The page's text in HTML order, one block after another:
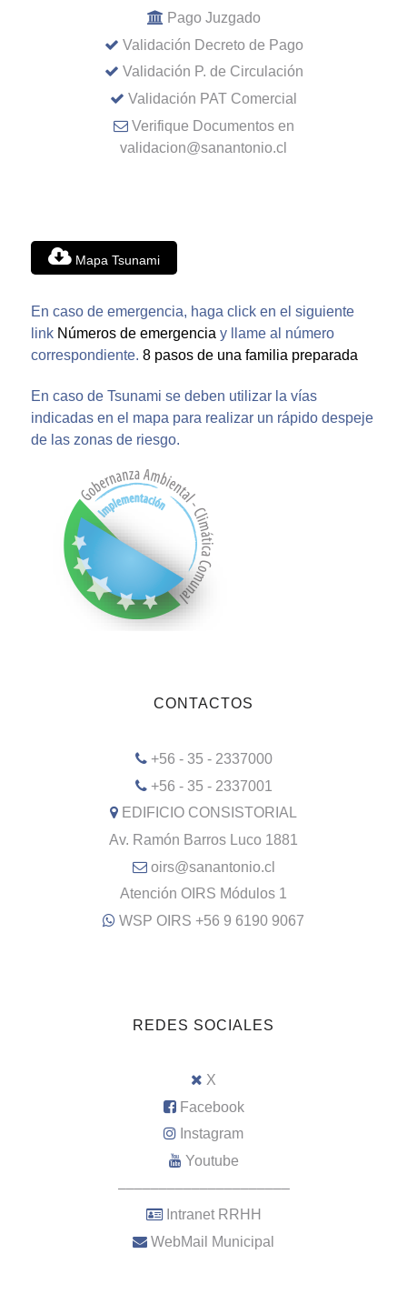
Pago Juzgado
Validación Decreto de Pago
Validación P. de Circulación
Validación PAT Comercial
Verifique Documentos en
validacion@sanantonio.cl
Mapa Tsunami
En caso de emergencia, haga click en el siguiente
link Números de emergencia y llame al número
correspondiente. 8 pasos de una familia preparada
En caso de Tsunami se deben utilizar la vías
indicadas en el mapa para realizar un rápido despeje
de las zonas de riesgo.
CONTACTOS
+56 - 35 - 2337000
+56 - 35 - 2337001
EDIFICIO CONSISTORIAL
Av. Ramón Barros Luco 1881
oirs@sanantonio.cl
Atención OIRS Módulos 1
WSP OIRS +56 9 6190 9067
REDES SOCIALES
X
Facebook
Instagram
Youtube
–––––––––––––––––––––
Intranet RRHH
WebMail Municipal